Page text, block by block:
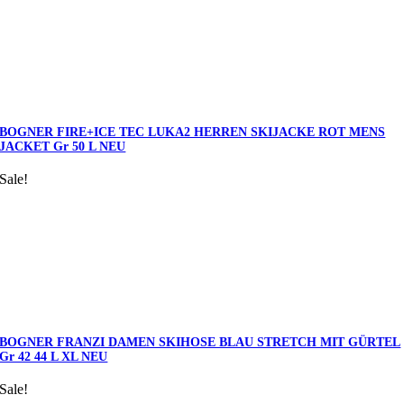
BOGNER FIRE+ICE TEC LUKA2 HERREN SKIJACKE ROT MENS
JACKET Gr 50 L NEU
Sale!
BOGNER FRANZI DAMEN SKIHOSE BLAU STRETCH MIT GÜRTEL
Gr 42 44 L XL NEU
Sale!